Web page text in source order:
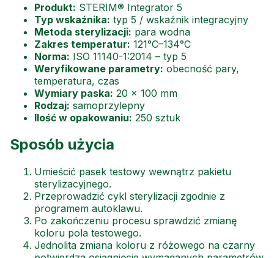
Produkt: STERIM® Integrator 5
Typ wskaźnika: typ 5 / wskaźnik integracyjny
Metoda sterylizacji: para wodna
Zakres temperatur: 121°C–134°C
Norma: ISO 11140-1:2014 – typ 5
Weryfikowane parametry: obecność pary,
temperatura, czas
Wymiary paska: 20 × 100 mm
Rodzaj: samoprzylepny
Ilość w opakowaniu: 250 sztuk
Sposób użycia
Umieścić pasek testowy wewnątrz pakietu
sterylizacyjnego.
Przeprowadzić cykl sterylizacji zgodnie z
programem autoklawu.
Po zakończeniu procesu sprawdzić zmianę
koloru pola testowego.
Jednolita zmiana koloru z różowego na czarny